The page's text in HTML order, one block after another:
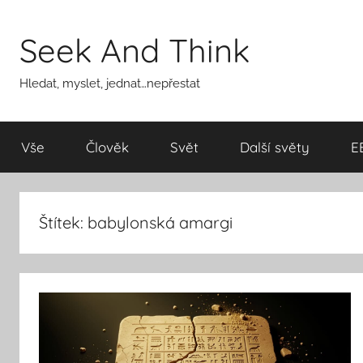
obsahu
Seek And Think
Hledat, myslet, jednat…nepřestat
Vše Člověk Svět Další světy
Štítek: babylonská amargi